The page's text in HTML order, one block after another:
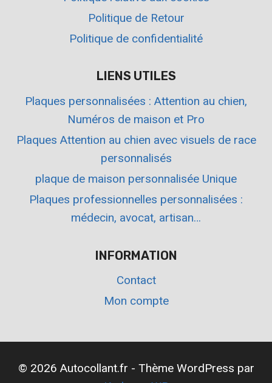
Politique de Retour
Politique de confidentialité
LIENS UTILES
Plaques personnalisées : Attention au chien,
Numéros de maison et Pro
Plaques Attention au chien avec visuels de race
personnalisés
plaque de maison personnalisée Unique
Plaques professionnelles personnalisées :
médecin, avocat, artisan…
INFORMATION
Contact
Mon compte
© 2026 Autocollant.fr - Thème WordPress par